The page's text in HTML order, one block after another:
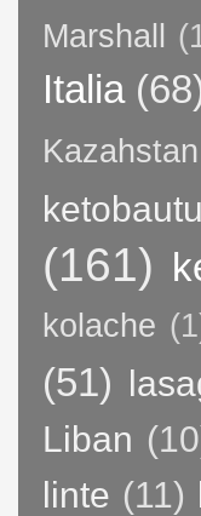
Marshall
Italia
Kazahstan
(161)
kolache
(51)
Liban
linte (11)